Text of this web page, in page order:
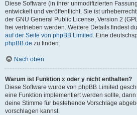
Diese Software (in ihrer unmodifizierten
entwickelt und veröffentlicht. Sie ist
der GNU General Public License, Version 2
frei vertrieben werden. Weitere Details findest du
auf der Seite von phpBB Limited . Eine
phpBB.de zu finden.
Nach oben
Warum ist Funktion x oder y nicht enthalten?
Diese Software wurde von phpBB Limited
eine Funktion implementiert werden sollte,
deine Stimme für bestehende Vorschläge
vorschlagen kannst.